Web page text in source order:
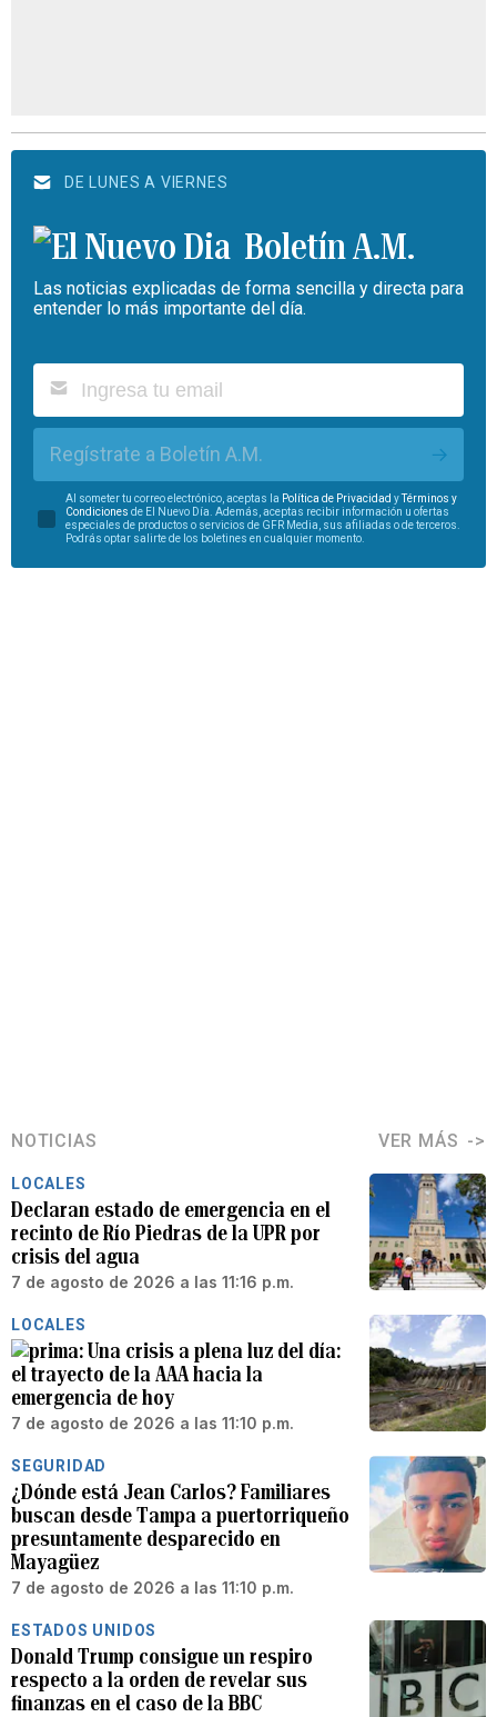
DE LUNES A VIERNES
Boletín A.M.
Las noticias explicadas de forma sencilla y directa para
entender lo más importante del día.
Regístrate a Boletín A.M.
Al someter tu correo electrónico, aceptas la Política de Privacidad yTérminos y
Condiciones de El Nuevo Día. Además, aceptas recibir información u ofertas
especiales de productos o servicios de GFR Media, sus afiliadas o de terceros.
Podrás optar salirte de los boletines en cualquier momento.
NOTICIAS VER MÁS
LOCALES
Declaran estado de emergencia en el
recinto de Río Piedras de la UPR por
crisis del agua
7 de agosto de 2026 a las 11:16 p.m.
LOCALES
Una crisis a plena luz del día:
el trayecto de la AAA hacia la
emergencia de hoy
7 de agosto de 2026 a las 11:10 p.m.
SEGURIDAD
¿Dónde está Jean Carlos? Familiares
buscan desde Tampa a puertorriqueño
presuntamente desparecido en
Mayagüez
7 de agosto de 2026 a las 11:10 p.m.
ESTADOS UNIDOS
Donald Trump consigue un respiro
respecto a la orden de revelar sus
finanzas en el caso de la BBC